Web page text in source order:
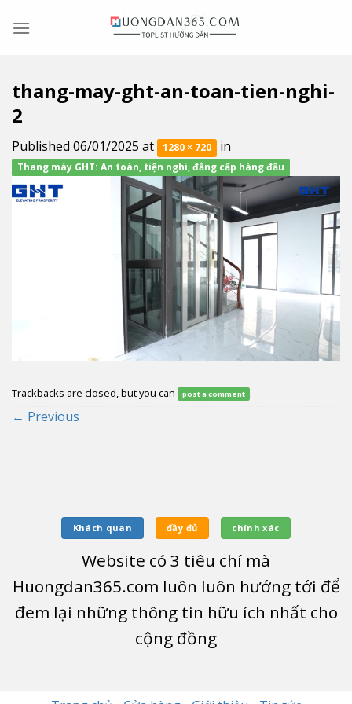
thang-may-ght-an-toan-tien-nghi-
2
Published 06/01/2025 at 1280 × 720 in
Thang máy GHT: An toàn, tiện nghi, đẳng cấp hàng đầu
Trackbacks are closed, but you can post a comment .
← Previous
Khách quan đầy đủ chính xác
Website có 3 tiêu chí mà
Huongdan365.com luôn luôn hướng tới để
đem lại những thông tin hữu ích nhất cho
cộng đồng